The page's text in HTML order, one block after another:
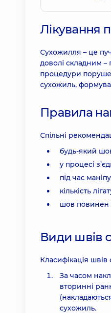
Лікування
Сухожилля – це
доволі складним –
процедури
сухожиль,
Правила
Спільні
будь-який
у процесі
під час
кількість
шов повинен
Види швів
Класифікація
За часом
вторинні
сухожиль.